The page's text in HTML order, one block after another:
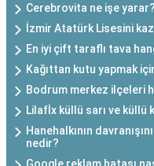
Cerebrovita ne işe yarar?
İzmir Atatürk Lisesini
En iyi çift taraflı tava
Kağıttan kutu yapmak
Bodrum merkez ilçeleri
Lilafİx küllü sarı ve küllü
Hanehalkının
nedir?